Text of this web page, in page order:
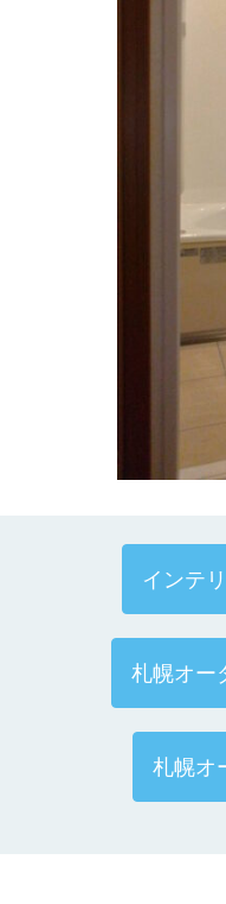
インテ
札幌オー
札幌オ